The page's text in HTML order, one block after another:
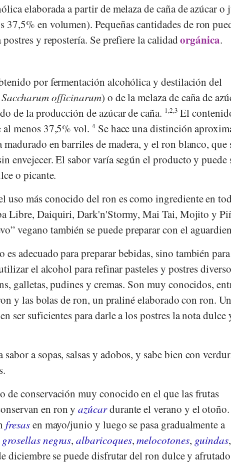
elaborada a partir de melaza de caña de azúcar o
37,5% en volumen). Pequeñas cantidades de ron
y repostería. Se prefiere la calidadorgánica.
por fermentación alcohólica y destilación del
Saccharum officinarum) o de la melaza de caña de
de la producción de azúcar de caña. 1,2,3 El
al menos 37,5% vol. 4 Se hace una distinción
en barriles de madera, y el ron blanco, que
envejecer. El sabor varía según el producto y puede
o picante.
uso más conocido del ron es como ingrediente en
Libre, Daiquiri, Dark'n'Stormy, Mai Tai, Mojito y
vegano también se puede preparar con el
adecuado para preparar bebidas, sino también para
el alcohol para refinar pasteles y postres
galletas, pudines y cremas. Son muy conocidos,
y las bolas de ron, un praliné elaborado con ron.
ser suficientes para darle a los postres la nota dulce
a sopas, salsas y adobos, y sabe bien con
de conservación muy conocido en el que las frutas
en ron yazúcardurante el verano y el
fresasen mayo/junio y luego se pasa gradualmente a
grosellas negras,albaricoques,melocotones, guindas,
diciembre se puede disfrutar del ron dulce y